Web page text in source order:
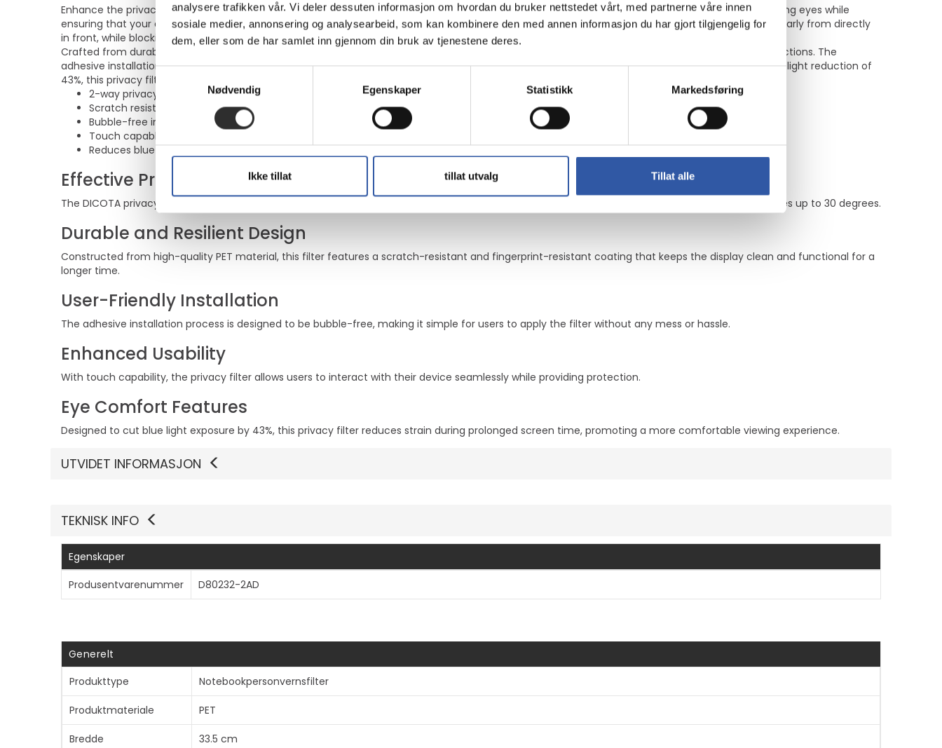
analysere trafikken vår. Vi deler dessuten informasjon om hvordan du bruker nettstedet vårt, med partnerne våre innen
sosiale medier, annonsering og analysearbeid, som kan kombinere den med annen informasjon du har gjort tilgjengelig for
dem, eller som de har samlet inn gjennom din bruk av tjenestene deres.
Samtykkevalg
Nødvendig
Egenskaper Statistikk Markedsføring
Ikke tillat tillat utvalg Tillat alle
Enhance the privacy and security of your notebook with the DICOTA privacy filter. This innovative filter is designed to protect your screen from prying eyes while
ensuring that your display remains vibrant and easy to use. The filter offers a 2-way privacy protection feature, allowing users to see the display clearly from directly
in front, while blocking visibility from side angles up to 30°.
Crafted from durable PET material, the filter boasts a scratch-resistant and fingerprint-resistant coating that maintains a clear view without distractions. The
adhesive installation ensures a bubble-free application, making it user-friendly. With additional properties such as anti-reflective features and blue light reduction of
43%, this privacy filter safeguards your information and enhances viewing comfort during extended use.
2-way privacy protection prevents unauthorized viewing
Scratch resistant and fingerprint-resistant for a clear display
Bubble-free installation for easy application
Touch capable, maintaining full functionality of your notebook
Reduces blue light exposure by 43% for eye comfort
Effective Privacy Protection
The DICOTA privacy filter provides 2-way visibility control, allowing users to view the screen clearly while keeping information hidden from side angles up to 30 degrees.
Durable and Resilient Design
Constructed from high-quality PET material, this filter features a scratch-resistant and fingerprint-resistant coating that keeps the display clean and functional for a
longer time.
User-Friendly Installation
The adhesive installation process is designed to be bubble-free, making it simple for users to apply the filter without any mess or hassle.
Enhanced Usability
With touch capability, the privacy filter allows users to interact with their device seamlessly while providing protection.
Eye Comfort Features
Designed to cut blue light exposure by 43%, this privacy filter reduces strain during prolonged screen time, promoting a more comfortable viewing experience.
UTVIDET INFORMASJON
TEKNISK INFO
Egenskaper
Produsentvarenummer
D80232-2AD
Generelt
Produkttype
Notebookpersonvernsfilter
Produktmateriale PET
Bredde 33.5 cm